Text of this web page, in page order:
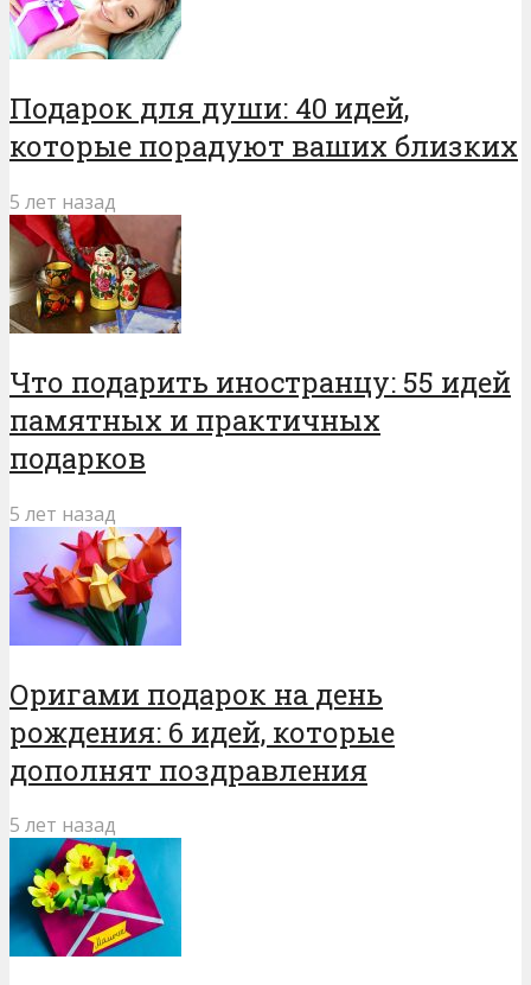
Подарок для души: 40 идей,
которые порадуют ваших близких
5 лет назад
Что подарить иностранцу: 55 идей
памятных и практичных
подарков
5 лет назад
Оригами подарок на день
рождения: 6 идей, которые
дополнят поздравления
5 лет назад